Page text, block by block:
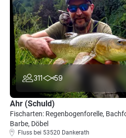
311 59
Ahr (Schuld)
Fischarten: Regenbogenforelle,
Barbe, Döbel
Fluss bei 53520 Dankerath